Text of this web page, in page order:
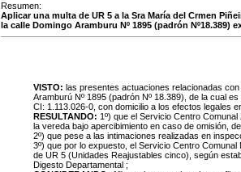
Resumen:
Aplicar una multa de UR 5 a la Sra María del Crmen
la calle Domingo Aramburu Nº 1895 (padrón Nº18.389)
VISTO: las presentes actuaciones relacionadas
Aramburú Nº 1895 (padrón Nº 18.389), de la cual
CI: 1.113.026-0, con domicilio a los efectos legales
RESULTANDO: 1º) que el Servicio Centro
la vereda bajo apercibimiento en caso de omisión,
2º) que pese a las intimaciones realizadas en
3º) que por lo expuesto, el Servicio Centro
de UR 5 (Unidades Reajustables cinco), según
Digesto Departamental ;